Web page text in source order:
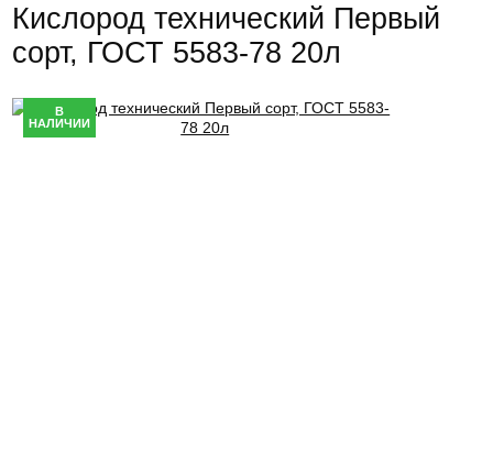
Кислород технический Первый
сорт, ГОСТ 5583-78 20л
В
НАЛИЧИИ